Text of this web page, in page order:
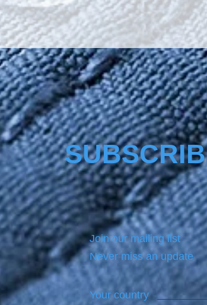
Carprotect® comes with a
size bottle product of
PRECLEAN which we
before applying on the
product.For analytic
please refer to the Product
Join our mailing list
Never miss an update
Your country